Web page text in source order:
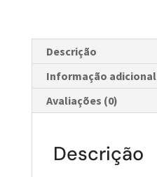
Descrição
Informação adicional
Avaliações (0)
Descrição